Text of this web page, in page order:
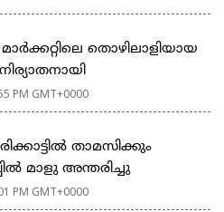
തൊഴിലാളിയായ
PM GMT+0000
താമസിക്കും
മാളു അന്തരിച്ചു
PM GMT+0000